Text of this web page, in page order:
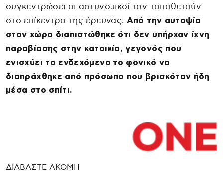
συγκεντρώσει οι αστυνομικοί τον τοποθετούν
στο επίκεντρο της έρευνας. Από την αυτοψία
στον χώρο διαπιστώθηκε ότι δεν υπήρχαν ίχνη
παραβίασης στην κατοικία, γεγονός που
ενισχύει το ενδεχόμενο το φονικό να
διαπράχθηκε από πρόσωπο που βρισκόταν ήδη
μέσα στο σπίτι.
ΔΙΑΒΑΣΤΕ ΑΚΟΜΗ